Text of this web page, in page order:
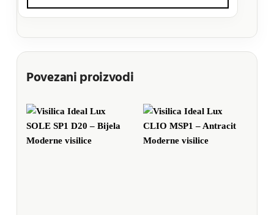
Povezani proizvodi